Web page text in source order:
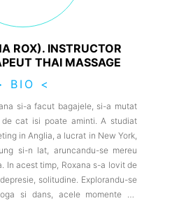
ROX). INSTRUCTOR
THAI MASSAGE
BIO <
si-a facut bagajele, si-a mutat
cat isi poate aminti. A studiat
in Anglia, a lucrat in New York,
si-n lat, aruncandu-se mereu
In acest timp, Roxana s-a lovit de
solitudine. Explorandu-se
si dans, acele momente au